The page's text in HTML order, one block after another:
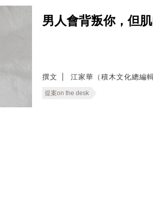
男人會背叛你，但
撰文 江家華（積木文化總編輯
提案on the desk